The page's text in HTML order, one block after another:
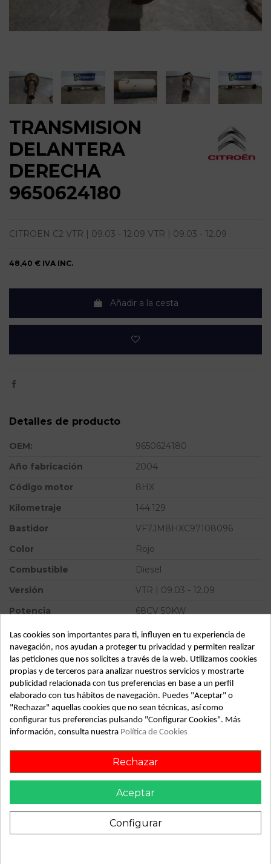
TRANSMISION
DELANTERA
DERECHA
9650624180
CITROEN C2 VTR | 09.03 - 12.09 VTR | 09.03 - 12.09
48,40 € IVA INC.
Añadir a la cesta
Detalles de producto
OEM:
9650624180
Año fabricación
2004
Código motor
8HX
Kilometraje
144.129
Bastidor
VF7JM8HXC97108096
Color
Rojo
Combustible
Diesel
Versión
VTR | 09.03 - 12.09
Potencia
68CV 50KW
Modelo
C2 VTR | 09.03 - 12.09
Tipo vehículo
Turismo
Almacén
49349
SubAlmacén
372
SubSubAlmacén
100029447
2022-05-25
Recambio de transmision delantera derecha para citroen c2
vtr | 09.03 - 12.09 vtr | 09.03 - 12.09 referencia OEM IAM
Las cookies son importantes para ti, influyen en tu experiencia de
navegación, nos ayudan a proteger tu privacidad y permiten realizar
las peticiones que nos solicites a través de la web. Utilizamos cookies
propias y de terceros para analizar nuestros servicios y mostrarte
publicidad relacionada con tus preferencias en base a un perfil
elaborado con tus hábitos de navegación. Puedes "Aceptar" o
"Rechazar" aquellas cookies que no sean técnicas, así como
configurar tus preferencias pulsando "Configurar Cookies". Más
información, consulta nuestra Política de Cookies
Rechazar
Aceptar
Configurar